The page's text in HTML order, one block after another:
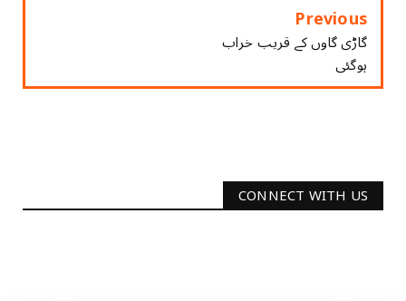
Previous
گاڑی گاوں کے قریب خراب
ہوگئی
CONNECT WITH US